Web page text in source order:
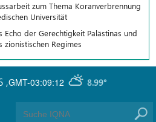
zum Thema Koranverbrennung
Universität
Echo der Gerechtigkeit Palästinas und
Regimes
GMT-03:09:12 8.99°
,